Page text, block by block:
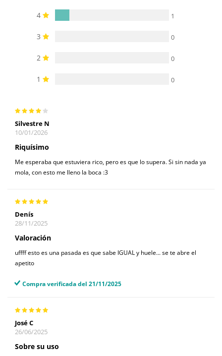
4 1
3 0
2 0
1 0
Silvestre N
10/01/2026
Riquísimo
Me esperaba que estuviera rico, pero es que lo supera. Si sin nada ya
mola, con esto me lleno la boca :3
Denís
28/11/2025
Valoración
uffff esto es una pasada es que sabe IGUAL y huele... se te abre el
apetito
Compra verificada del 21/11/2025
José C
26/06/2025
Sobre su uso